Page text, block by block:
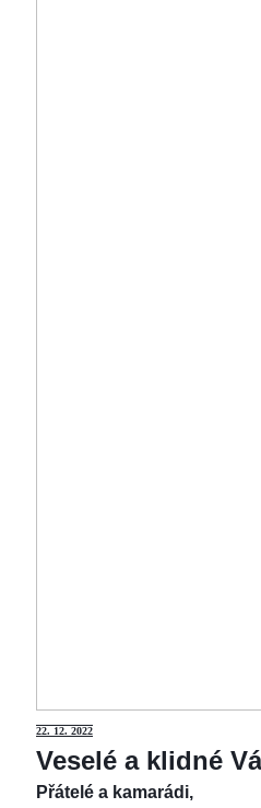
22. 12. 2022
Veselé a klidné
Přátelé a kamarádi,